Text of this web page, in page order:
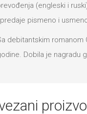
(engleski i
pismeno i
debitantskim romanom
Dobila je nagradu